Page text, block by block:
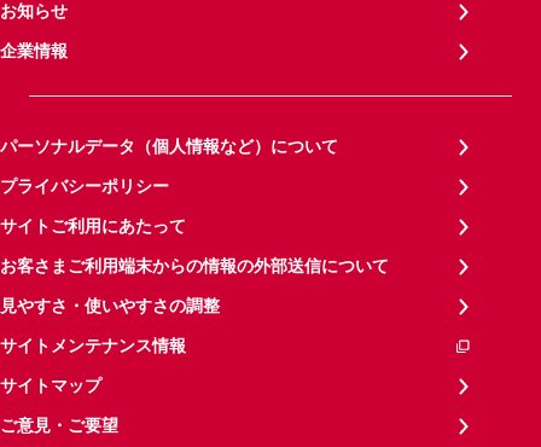
お知らせ
企業情報
パーソナルデータ（個人情報など）について
プライバシーポリシー
サイトご利用にあたって
お客さまご利用端末からの情報の外部送信について
見やすさ・使いやすさの調整
サイトメンテナンス情報
サイトマップ
ご意見・ご要望